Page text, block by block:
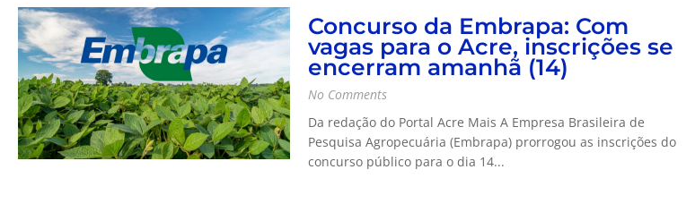
Concurso da Embrapa: Com
vagas para o Acre, inscrições se
encerram amanhã (14)
No Comments
Da redação do Portal Acre Mais A Empresa Brasileira de
Pesquisa Agropecuária (Embrapa) prorrogou as inscrições do
concurso público para o dia 14...